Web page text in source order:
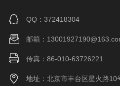
QQ：372418304
邮箱：
传真：86-010-63726221
地址：北京市丰台区星火路10